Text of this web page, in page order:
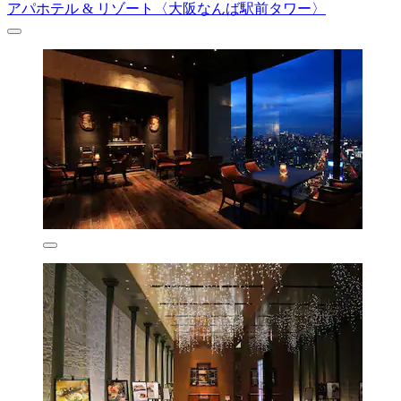
アパホテル & リゾート〈大阪なんば駅前タワー〉